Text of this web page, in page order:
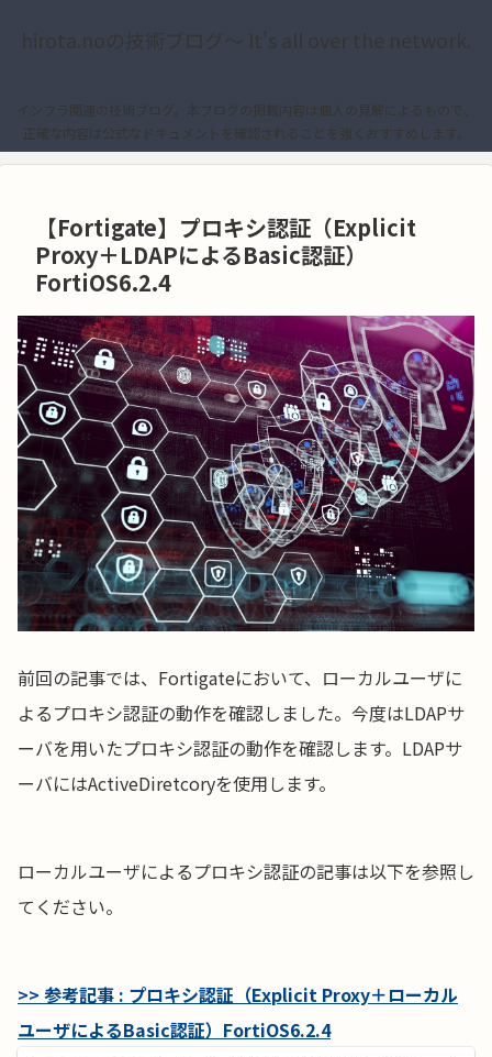
hirota.noの技術ブログ〜 It's all over the network.
インフラ関連の技術ブログ。本ブログの掲載内容は個人の見解によるもので、
正確な内容は公式なドキュメントを確認されることを強くおすすめします。
【Fortigate】プロキシ認証（Explicit
Proxy＋LDAPによるBasic認証）
FortiOS6.2.4
前回の記事では、Fortigateにおいて、ローカルユーザに
よるプロキシ認証の動作を確認しました。今度はLDAPサ
ーバを用いたプロキシ認証の動作を確認します。LDAPサ
ーバにはActiveDiretcoryを使用します。
ローカルユーザによるプロキシ認証の記事は以下を参照し
てください。
>> 参考記事 : プロキシ認証（Explicit Proxy＋ローカル
ユーザによるBasic認証）FortiOS6.2.4